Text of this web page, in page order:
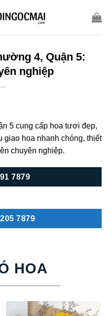
4, Quận 5:
nghiệp
5 cung cấp hoa tươi đẹp,
giao hoa nhanh chóng, thiết
chuyên nghiệp.
7879
7879
HOA